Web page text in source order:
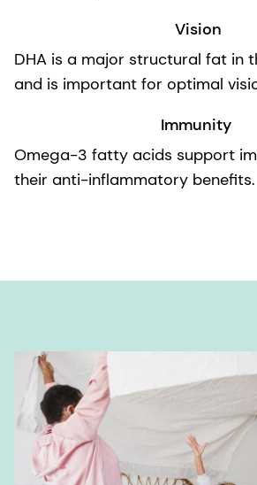
Vision
DHA is a major structural fat in
and is important for optimal
Immunity
Omega-3 fatty acids support
their anti-inflammatory benefits.